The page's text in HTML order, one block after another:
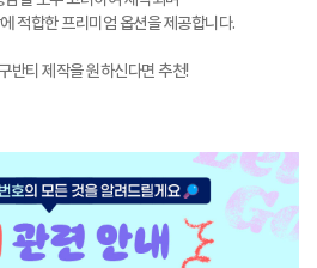
적합한 프리미엄 옵션을 제공합니다.
반티 제작을 원하신다면 추천!